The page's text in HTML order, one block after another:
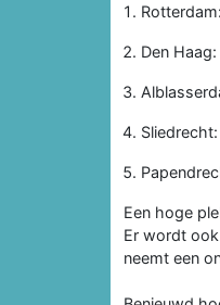
Den
Een hoge
Er wordt
neemt een